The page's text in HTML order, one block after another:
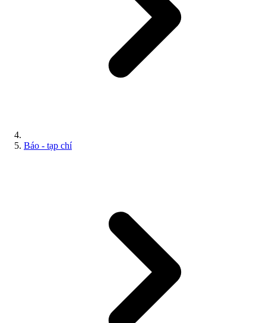
Báo - tạp chí